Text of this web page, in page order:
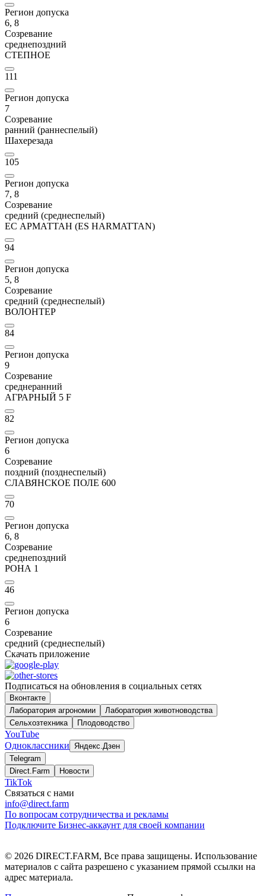
Регион допуска
6, 8
Созревание
среднепоздний
СТЕПНОЕ
111
Регион допуска
7
Созревание
ранний (раннеспелый)
Шахерезада
105
Регион допуска
7, 8
Созревание
средний (среднеспелый)
ЕС АРМАТТАН (ES HARMATTAN)
94
Регион допуска
5, 8
Созревание
средний (среднеспелый)
ВОЛОНТЕР
84
Регион допуска
9
Созревание
среднеранний
АГРАРНЫЙ 5 F
82
Регион допуска
6
Созревание
поздний (позднеспелый)
СЛАВЯНСКОЕ ПОЛЕ 600
70
Регион допуска
6, 8
Созревание
среднепоздний
РОНА 1
46
Регион допуска
6
Созревание
средний (среднеспелый)
Скачать приложение
Подписаться на обновления в социальных сетях
Вконтакте
Лаборатория агрономии
Лаборатория животноводства
Сельхозтехника
Плодоводство
YouTube
Одноклассники Яндекс.Дзен
Telegram
Direct.Farm
Новости
TikTok
Связаться с нами
info@direct.farm
По вопросам сотрудничества и рекламы
Подключите Бизнес-аккаунт для своей компании
© 2026 DIRECT.FARM, Все права защищены. Использование
материалов с сайта разрешено с указанием прямой ссылки на
адрес материала.